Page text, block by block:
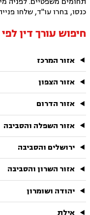
כנסו, בחרו עו"ד, שלחו
חיפוש עורך דין
אזור המרכז
אזור הצפון
אזור הדרום
אזור השפלה והסביבה
ירושלים והסביבה
אזור השרון והסביבה
יהודה ושומרון
אילת